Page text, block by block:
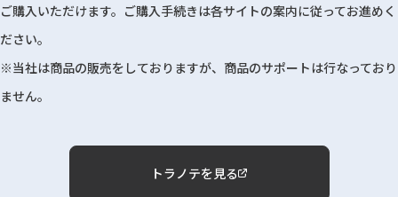
ご購入いただけます。ご購入手続きは各サイトの案内に従ってお進めく
ださい。
※当社は商品の販売をしておりますが、商品のサポートは行なっており
ません。
トラノテを見る